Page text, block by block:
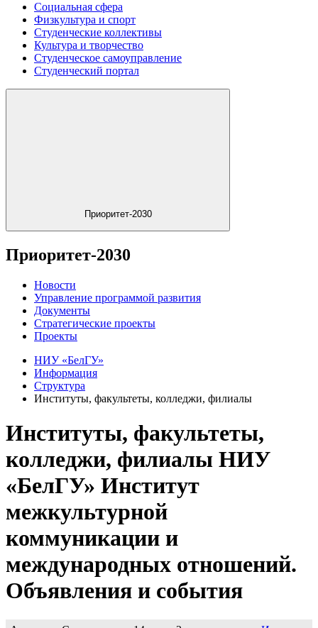
Социальная сфера
Физкультура и спорт
Студенческие коллективы
Культура и творчество
Студенческое самоуправление
Студенческий портал
Приоритет-2030
Приоритет-2030
Новости
Управление программой развития
Документы
Стратегические проекты
Проекты
НИУ «БелГУ»
Информация
Структура
Институты, факультеты, колледжи, филиалы
Институты, факультеты,
колледжи, филиалы НИУ
«БелГУ» Институт
межкультурной
коммуникации и
международных отношений.
Объявления и события